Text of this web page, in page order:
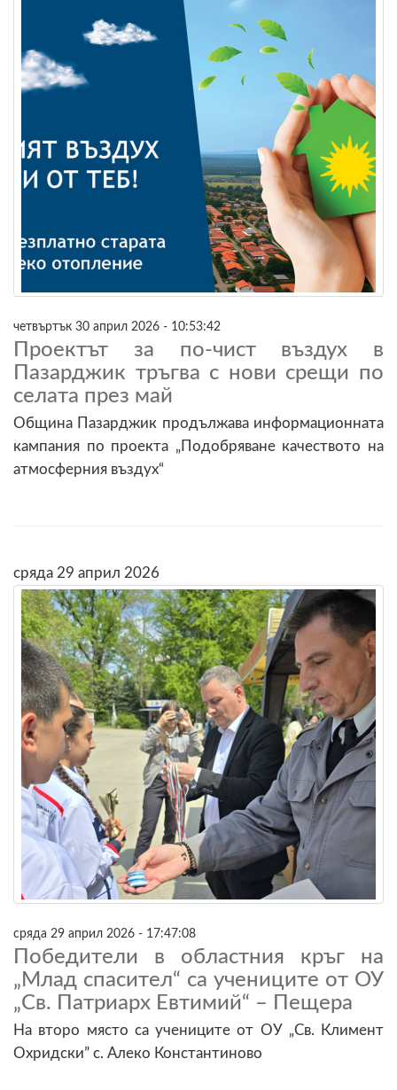
четвъртък 30 април 2026 - 10:53:42
Проектът за по-чист въздух в
Пазарджик тръгва с нови срещи по
селата през май
Община Пазарджик продължава информационната
кампания по проекта „Подобряване качеството на
атмосферния въздух“
сряда 29 април 2026
сряда 29 април 2026 - 17:47:08
Победители в областния кръг на
„Млад спасител“ са учениците от ОУ
„Св. Патриарх Евтимий“ – Пещера
На второ място са учениците от ОУ „Св. Климент
Охридски” с. Алеко Константиново